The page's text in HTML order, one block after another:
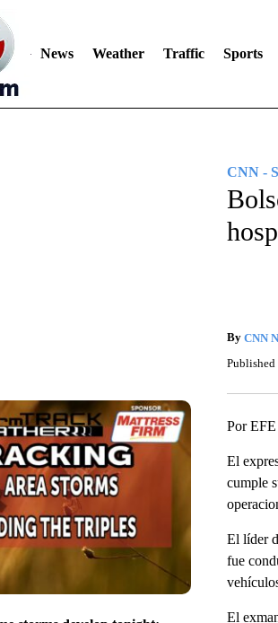
News Weather Traffic Sports
CNN -
By CNN
Published
Por EFE
El
cumple
El líder
fue
El